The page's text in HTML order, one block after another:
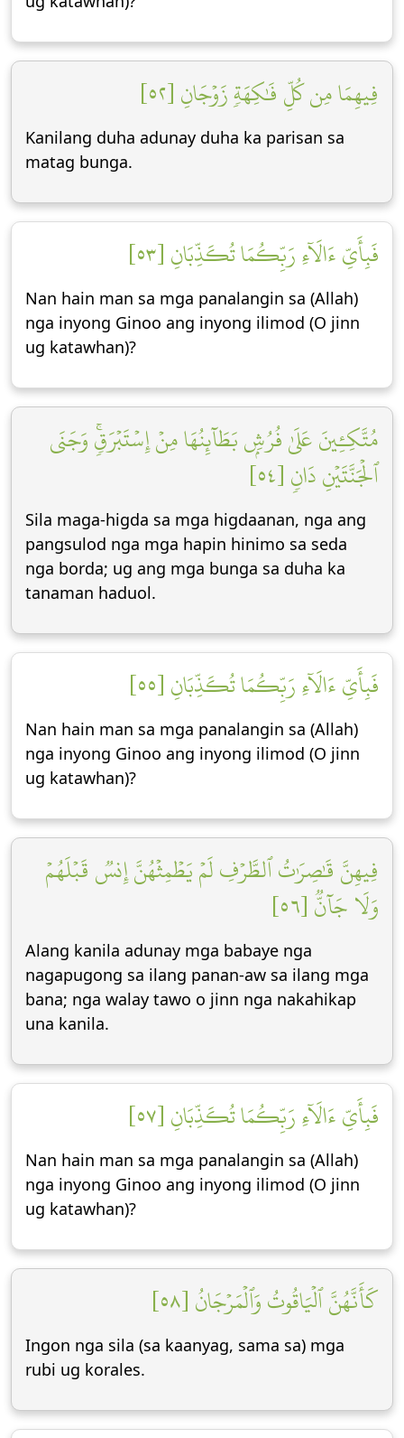
فِيهِمَا مِن كُلِّ فَٰكِهَةٖ زَوۡجَانِ [٥٢]
Kanilang duha adunay duha ka parisan sa
matag bunga.
فَبِأَيِّ ءَالَآءِ رَبِّكُمَا تُكَذِّبَانِ [٥٣]
Nan hain man sa mga panalangin sa (Allah)
nga inyong Ginoo ang inyong ilimod (O jinn
ug katawhan)?
مُتَّكِـِٔينَ عَلَىٰ فُرُشِۭ بَطَآئِنُهَا مِنۡ إِسۡتَبۡرَقٖۚ وَجَنَى
ٱلۡجَنَّتَيۡنِ دَانٖ [٥٤]
Sila maga-higda sa mga higdaanan, nga ang
pangsulod nga mga hapin hinimo sa seda
nga borda; ug ang mga bunga sa duha ka
tanaman haduol.
فَبِأَيِّ ءَالَآءِ رَبِّكُمَا تُكَذِّبَانِ [٥٥]
Nan hain man sa mga panalangin sa (Allah)
nga inyong Ginoo ang inyong ilimod (O jinn
ug katawhan)?
فِيهِنَّ قَٰصِرَٰتُ ٱلطَّرۡفِ لَمۡ يَطۡمِثۡهُنَّ إِنسٞ قَبۡلَهُمۡ
وَلَا جَآنّٞ [٥٦]
Alang kanila adunay mga babaye nga
nagapugong sa ilang panan-aw sa ilang mga
bana; nga walay tawo o jinn nga nakahikap
una kanila.
فَبِأَيِّ ءَالَآءِ رَبِّكُمَا تُكَذِّبَانِ [٥٧]
Nan hain man sa mga panalangin sa (Allah)
nga inyong Ginoo ang inyong ilimod (O jinn
ug katawhan)?
كَأَنَّهُنَّ ٱلۡيَاقُوتُ وَٱلۡمَرۡجَانُ [٥٨]
Ingon nga sila (sa kaanyag, sama sa) mga
rubi ug korales.